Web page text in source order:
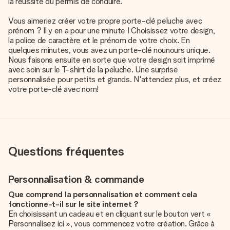
Vous aimeriez créer votre propre porte-clé peluche avec
prénom ? Il y en a pour une minute ! Choisissez votre design,
la police de caractère et le prénom de votre choix. En
quelques minutes, vous avez un porte-clé nounours unique.
Nous faisons ensuite en sorte que votre design soit imprimé
avec soin sur le T-shirt de la peluche. Une surprise
personnalisée pour petits et grands. N'attendez plus, et créez
votre porte-clé avec nom!
Questions fréquentes
Personnalisation & commande
Que comprend la personnalisation et comment cela
fonctionne-t-il sur le site internet ?
En choisissant un cadeau et en cliquant sur le bouton vert «
Personnalisez ici », vous commencez votre création. Grâce à